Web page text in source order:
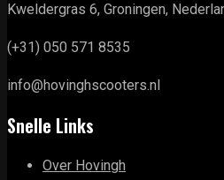
Kweldergras 6, Groningen,
(+31) 050 571 8535
info@hovinghscooters.nl
Snelle Links
Over Hovingh